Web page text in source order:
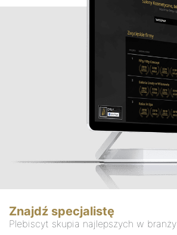
Znajdź specjalistę
Plebiscyt skupia najlepszych w branży